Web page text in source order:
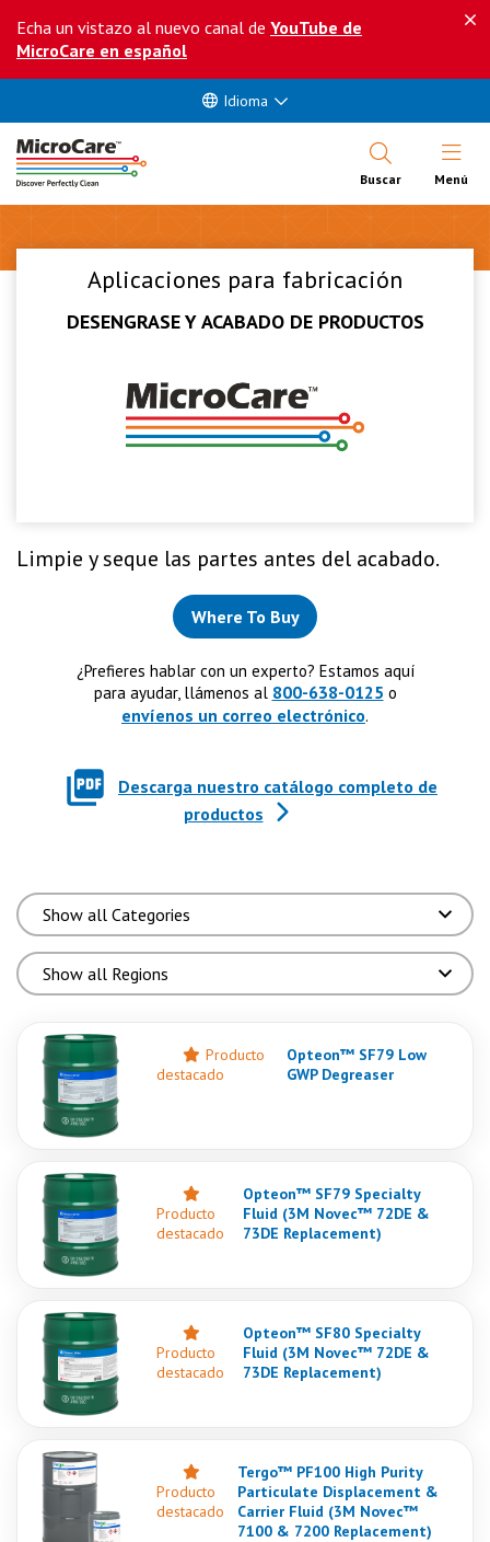
Echa un vistazo al nuevo canal de YouTube de
MicroCare en español
Idioma
Buscar Abrir
Menú
Aplicaciones para fabricación
DESENGRASE Y ACABADO DE PRODUCTOS
Limpie y seque las partes antes del acabado.
Where To Buy
¿Prefieres hablar con un experto? Estamos aquí
para ayudar, llámenos al 800-638-0125 o
envíenos un correo electrónico.
Descarga nuestro catálogo completo de
productos
Producto
destacado
Opteon™ SF79 Low
GWP Degreaser
Producto
destacado
Opteon™ SF79 Specialty
Fluid (3M Novec™ 72DE &
73DE Replacement)
Producto
destacado
Opteon™ SF80 Specialty
Fluid (3M Novec™ 72DE &
73DE Replacement)
Producto
destacado
Tergo™ PF100 High Purity
Particulate Displacement &
Carrier Fluid (3M Novec™
7100 & 7200 Replacement)